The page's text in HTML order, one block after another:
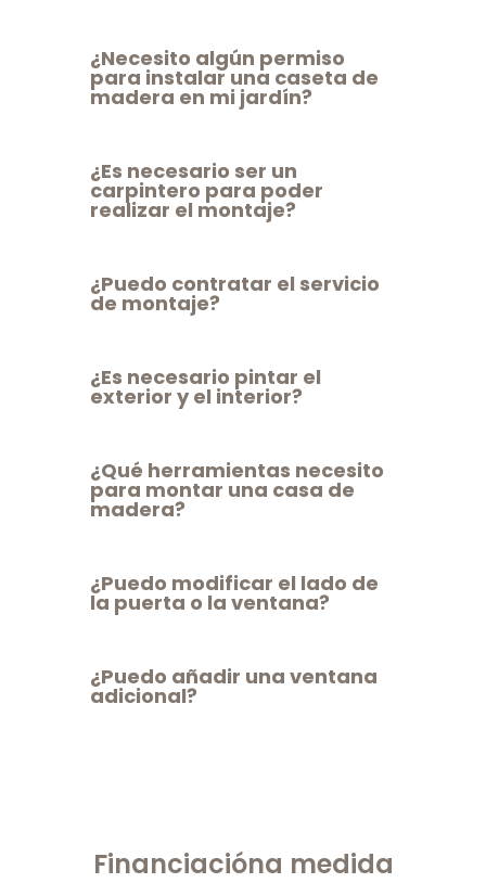
¿Necesito algún permiso
para instalar una caseta de
madera en mi jardín?
¿Es necesario ser un
carpintero para poder
realizar el montaje?
¿Puedo contratar el servicio
de montaje?
¿Es necesario pintar el
exterior y el interior?
¿Qué herramientas necesito
para montar una casa de
madera?
¿Puedo modificar el lado de
la puerta o la ventana?
¿Puedo añadir una ventana
adicional?
Financiacióna medida